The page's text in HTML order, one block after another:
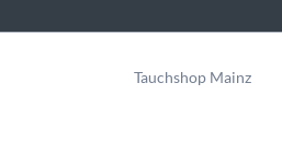
Tauchshop Mainz